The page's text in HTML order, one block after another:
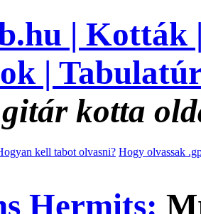
kotta
kell tabot olvasni? Hogy olvassak
Hermits: